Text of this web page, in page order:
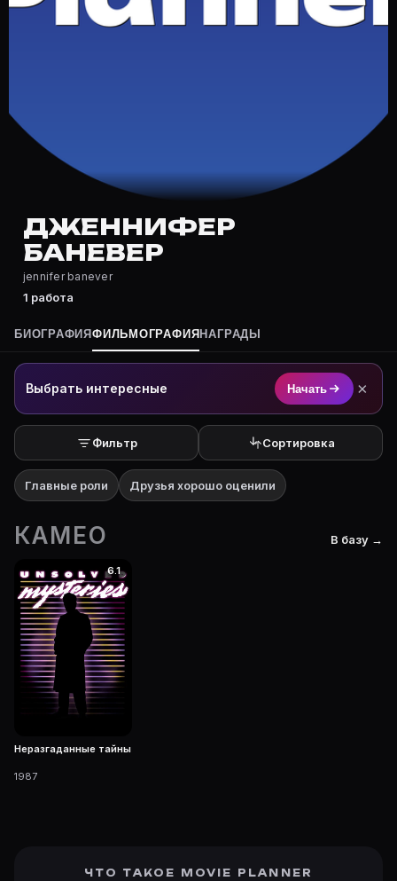
Где снимался Дженнифер Баневер?
Дженнифер Баневер — актёр. Биография и роли на
Где открыть фильмографию Дженнифер Баневер?
На Movie Planner: https://movie-planner.ru/s/
ДЖЕННИФЕР
БАНЕВЕР
jennifer banever
1 работа
БИОГРАФИЯФИЛЬМОГРАФИЯ НАГРАДЫ
Выбрать интересные Начать ×
Фильтр Сортировка
Главные роли Друзья хорошо оценили
КАМЕО В базу →
6.1
Неразгаданные тайны
1987
ЧТО ТАКОЕ MOVIE PLANNER